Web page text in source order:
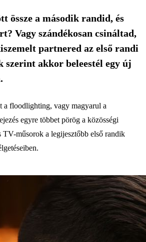
össze a második randid, és
Vagy szándékosan csináltad,
partnered az első randi
szerint akkor beleestél egy új
a floodlighting, vagy magyarul a
egyre többet pörög a közösségi
TV-műsorok a legijesztőbb első randik